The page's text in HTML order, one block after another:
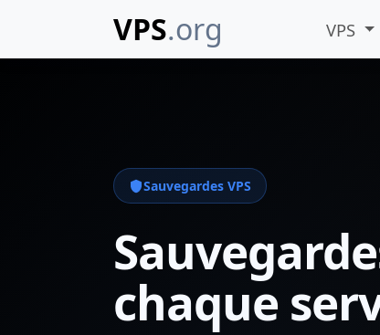
VPS.org VPS
Sauvegardes VPS
chaque